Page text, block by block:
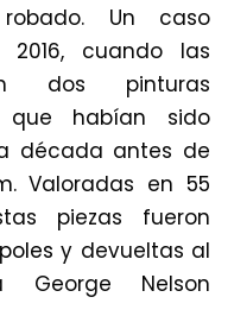
Un caso
cuando las
dos pinturas
que habían sido
década antes de
. Valoradas en 55
piezas fueron
y devueltas al
George Nelson